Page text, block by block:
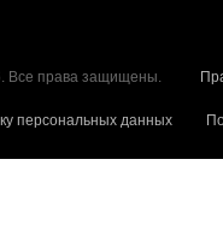
Все права защищены.
персональных данных